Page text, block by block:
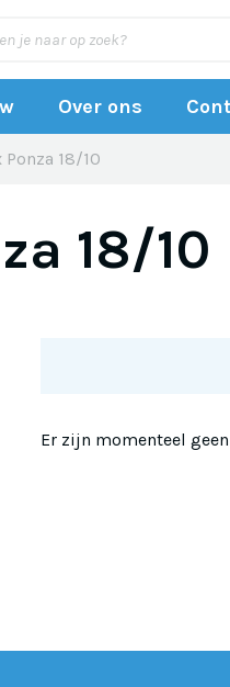
Over ons
18/10
18/10
Er zijn momenteel